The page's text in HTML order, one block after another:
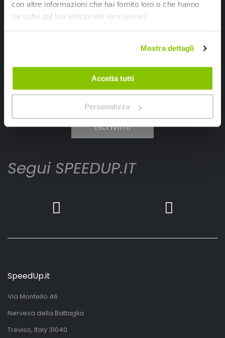
con altre informazioni che hai fornito loro o che hanno
raccolto dal tuo utilizzo dei loro servizi.
Mostra dettagli
Accetta tutti
Personalizza
Iscriviti alla newsletter Speedup
Ho letto e accettato il documento
Iscrivimi
Segui SPEEDUP.IT
SpeedUp.it
Via Montello 46
Nervesa della Battaglia
Treviso, Italy 31040